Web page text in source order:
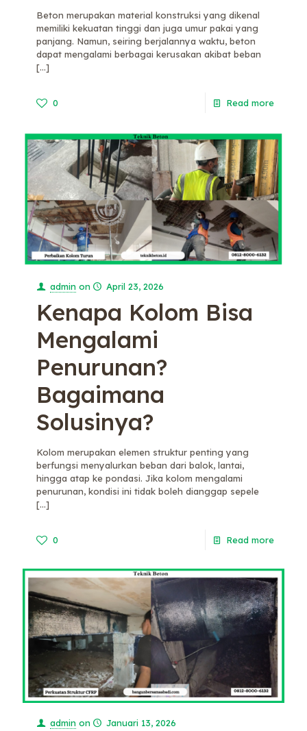
Beton merupakan material konstruksi yang dikenal
memiliki kekuatan tinggi dan juga umur pakai yang
panjang. Namun, seiring berjalannya waktu, beton
dapat mengalami berbagai kerusakan akibat beban
[…]
0 Read more
admin on April 23, 2026
Kenapa Kolom Bisa
Mengalami
Penurunan?
Bagaimana
Solusinya?
Kolom merupakan elemen struktur penting yang
berfungsi menyalurkan beban dari balok, lantai,
hingga atap ke pondasi. Jika kolom mengalami
penurunan, kondisi ini tidak boleh dianggap sepele
[…]
0 Read more
admin on Januari 13, 2026